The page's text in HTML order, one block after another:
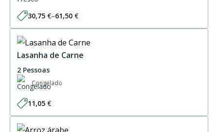
30,75 €–61,50 €
Price
range:
through
61,50 €
Lasanha de Carne
2 Pessoas
Congelado
11,05 €